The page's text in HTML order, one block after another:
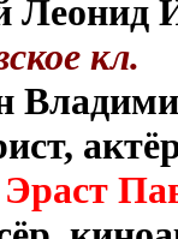
Леонид
кл.